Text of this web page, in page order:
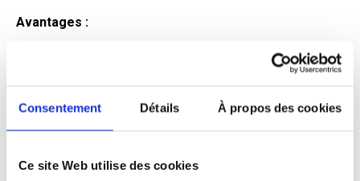
Consentement Détails À propos des cookies
Ce site Web utilise des cookies
Avantages :
candidat
Qualifications et diplômes :